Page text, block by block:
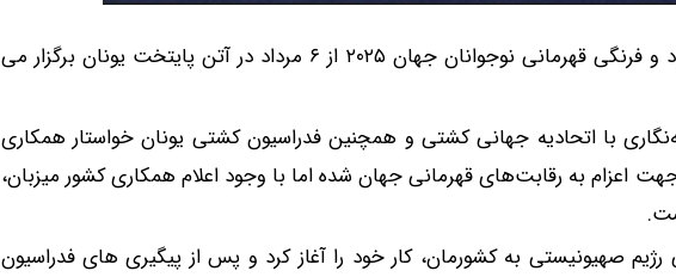
به گزارش 24 آنلاین، رقابت‌های کشتی آزاد و فرنگی قهرمانی نوجوانان جهان ۲۰۲۵ از ۶ مرداد در آتن پایتخت یونان برگزار می
با اتحادیه جهانی کشتی و همچنین فدراسیون کشتی یونان خواستار همکاری
اعزام به رقابت‌های قهرمانی جهان شده اما با وجود اعلام همکاری کشور میزبان،
صهیونیستی به کشورمان، کار خود را آغاز کرد و پس از پیگیری های فدراسیون